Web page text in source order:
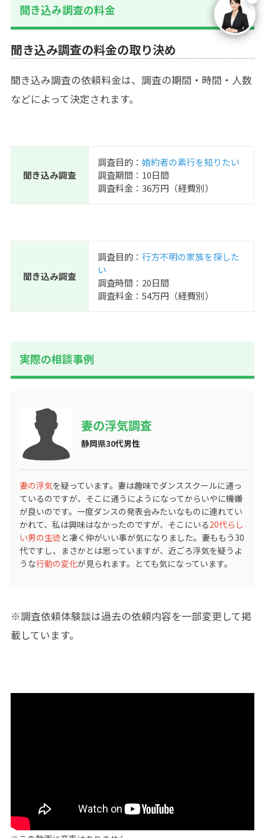
聞き込み調査の料金
聞き込み調査の料金の取り決め
聞き込み調査の依頼料金は、調査の期間・時間・人数
などによって決定されます。
聞き込み調査
調査目的： 婚約者の素行を知りたい
調査期間：10日間
調査料金：36万円（経費別）
聞き込み調査
調査目的： 行方不明の家族を探した
い
調査時間：20日間
調査料金：54万円（経費別）
実際の相談事例
妻の浮気調査
静岡県30代男性
妻の浮気を疑っています。妻は趣味でダンススクールに通っ
ているのですが、そこに通うにようになってからいやに機嫌
が良いのです。一度ダンスの発表会みたいなものに連れてい
かれて、私は興味はなかったのですが、そこにいる20代らし
い男の生徒 と凄く仲がいい事が気になりました。妻ももう30
代ですし、まさかとは思っていますが、近ごろ浮気を疑うよ
うな行動の変化が見られます。とても気になっています。
※調査依頼体験談は過去の依頼内容を一部変更して掲
載しています。